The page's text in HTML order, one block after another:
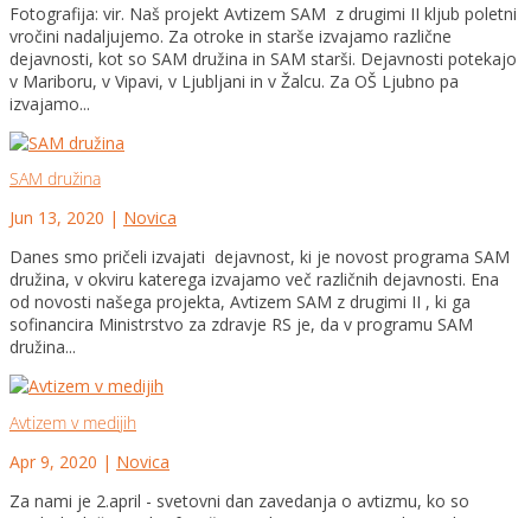
Fotografija: vir. Naš projekt Avtizem SAM z drugimi II kljub poletni
vročini nadaljujemo. Za otroke in starše izvajamo različne
dejavnosti, kot so SAM družina in SAM starši. Dejavnosti potekajo
v Mariboru, v Vipavi, v Ljubljani in v Žalcu. Za OŠ Ljubno pa
izvajamo...
SAM družina
Jun 13, 2020 | Novica
Danes smo pričeli izvajati dejavnost, ki je novost programa SAM
družina, v okviru katerega izvajamo več različnih dejavnosti. Ena
od novosti našega projekta, Avtizem SAM z drugimi II , ki ga
sofinancira Ministrstvo za zdravje RS je, da v programu SAM
družina...
Avtizem v medijih
Apr 9, 2020 | Novica
Za nami je 2.april - svetovni dan zavedanja o avtizmu, ko so